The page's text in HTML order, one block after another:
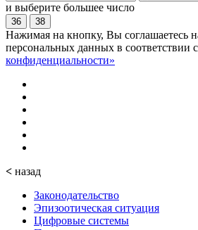
и выберите большее число
36 38
Нажимая на кнопку, Вы соглашаетесь
персональных данных в соответствии с
конфиденциальности»
< назад
Законодательство
Эпизоотическая ситуация
Цифровые системы